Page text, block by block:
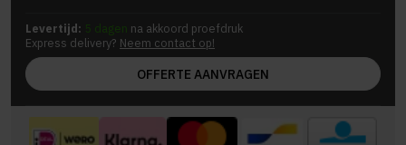
Levertijd: 5 dagen na akkoord proefdruk
Express delivery? Neem contact op!
OFFERTE AANVRAGEN